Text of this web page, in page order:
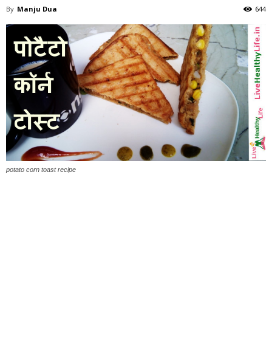
By Manju Dua 644
potato corn toast recipe